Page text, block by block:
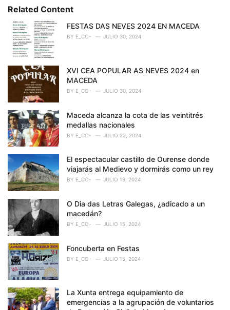
e
Related Content
FESTAS DAS NEVES 2024 EN MACEDA
BY E_CO- JULIO 30, 2024
XVI CEA POPULAR AS NEVES 2024 en
MACEDA
BY E_CO- JULIO 30, 2024
Maceda alcanza la cota de las veintitrés
medallas nacionales
BY E_CO- JULIO 22, 2024
El espectacular castillo de Ourense donde
viajarás al Medievo y dormirás como un rey
BY E_CO- JULIO 19, 2024
O Dia das Letras Galegas, ¿adicado a un
macedán?
BY E_CO- JULIO 15, 2024
Foncuberta en Festas
BY E_CO- JULIO 15, 2024
La Xunta entrega equipamiento de
emergencias a la agrupación de voluntarios